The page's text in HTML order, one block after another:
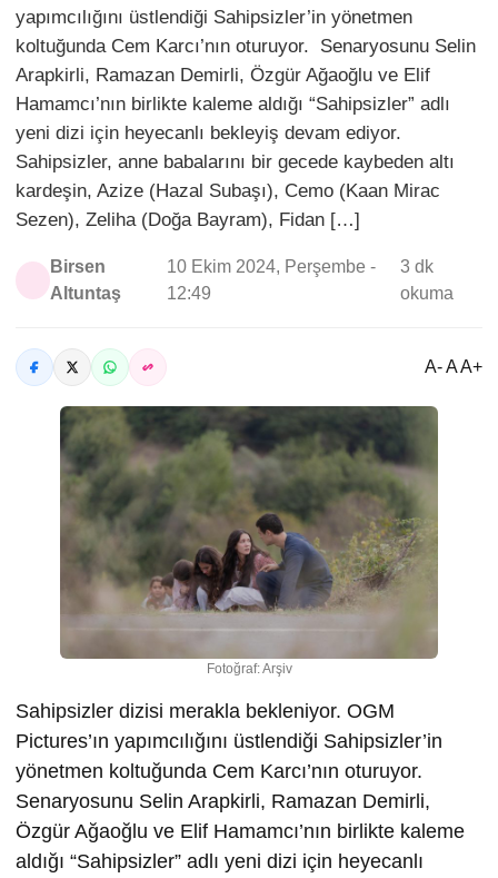
yapımcılığını üstlendiği Sahipsizler’in yönetmen
koltuğunda Cem Karcı’nın oturuyor. Senaryosunu Selin
Arapkirli, Ramazan Demirli, Özgür Ağaoğlu ve Elif
Hamamcı’nın birlikte kaleme aldığı “Sahipsizler” adlı
yeni dizi için heyecanlı bekleyiş devam ediyor.
Sahipsizler, anne babalarını bir gecede kaybeden altı
kardeşin, Azize (Hazal Subaşı), Cemo (Kaan Mirac
Sezen), Zeliha (Doğa Bayram), Fidan […]
Birsen
Altuntaş
10 Ekim 2024, Perşembe -
12:49
3 dk
okuma
A- A A+
Fotoğraf: Arşiv
Sahipsizler dizisi merakla bekleniyor. OGM
Pictures’ın yapımcılığını üstlendiği Sahipsizler’in
yönetmen koltuğunda Cem Karcı’nın oturuyor.
Senaryosunu Selin Arapkirli, Ramazan Demirli,
Özgür Ağaoğlu ve Elif Hamamcı’nın birlikte kaleme
aldığı “Sahipsizler” adlı yeni dizi için heyecanlı